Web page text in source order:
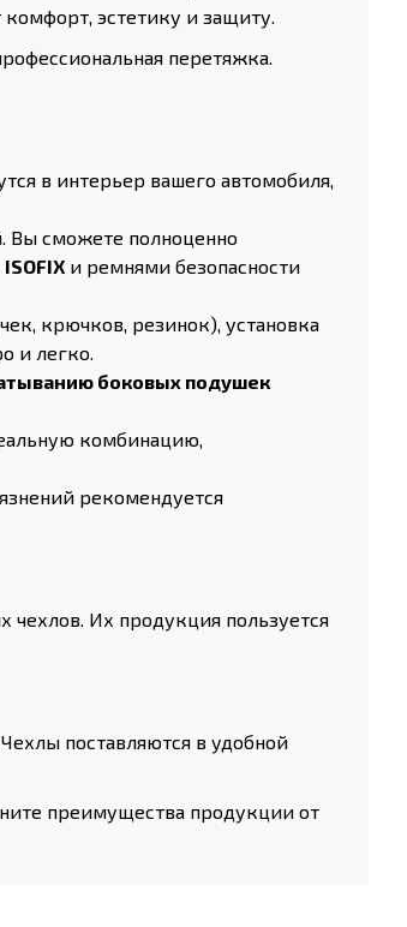
эстетику и защиту.
перетяжка.
в интерьер вашего автомобиля,
Вы сможете полноценно
ISOFIX и ремнями безопасности
крючков, резинок), установка
и легко.
боковых подушек
комбинацию,
рекомендуется
чехлов. Их продукция пользуется
поставляются в удобной
преимущества продукции от